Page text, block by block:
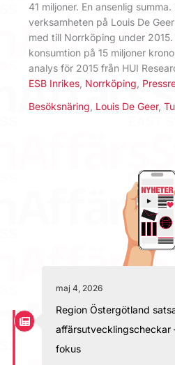
41 miljoner. En ansenlig
verksamheten på Louis De
med till Norrköping under
konsumtion på 15 miljoner
analys för 2015 från HUI
ESB Inrikes Norrköping
Besöksnäring Louis De Geer,
maj 4, 2026
Region Östergötland
affärsutvecklingscheckar
fokus